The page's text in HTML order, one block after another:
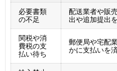
必要書類
の不足
配送業者や販
出や追加提出を
関税や消
費税の支
払い待ち
郵便局や宅配
かに支払いを